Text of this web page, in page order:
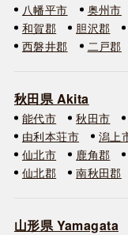
八幡平市
奥州市
和賀郡
胆沢郡
西磐井郡
二戸郡
秋田県 Akita
能代市 秋田市
由利本荘市
潟上
仙北市
鹿角郡
仙北郡
南秋田郡
山形県 Yamagata